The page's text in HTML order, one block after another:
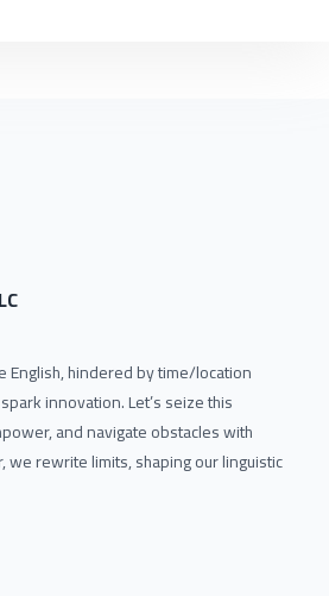
hindered by time/location
innovation. Let’s seize this
and navigate obstacles with
we rewrite limits, shaping our linguistic